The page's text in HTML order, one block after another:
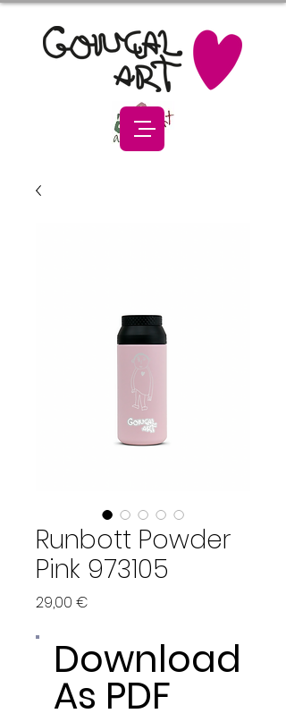
Runbott Powder
Pink 973105
29,00 €
Download
As PDF